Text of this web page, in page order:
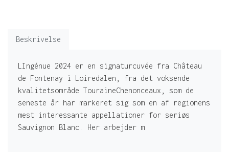
Beskrivelse
LIngénue 2024 er en signaturcuvée fra Château
de Fontenay i Loiredalen, fra det voksende
kvalitetsområde TouraineChenonceaux, som de
seneste år har markeret sig som en af regionens
mest interessante appellationer for seriøs
Sauvignon Blanc. Her arbejder m